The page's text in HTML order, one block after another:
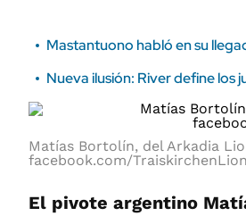
Mastantuono habló en su
Nueva ilusión: River define los
Matías Bortolín, del Arkadia
facebook.com/
El pivote argentino